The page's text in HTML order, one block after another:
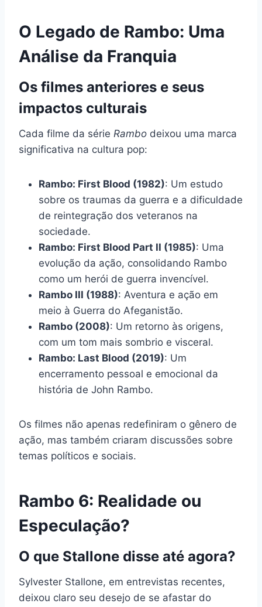
O Legado de Rambo: Uma
Análise da Franquia
Os filmes anteriores e seus
impactos culturais
Cada filme da série Rambo deixou uma marca
significativa na cultura pop:
Rambo: First Blood (1982): Um estudo
sobre os traumas da guerra e a dificuldade
de reintegração dos veteranos na
sociedade.
Rambo: First Blood Part II (1985): Uma
evolução da ação, consolidando Rambo
como um herói de guerra invencível.
Rambo III (1988): Aventura e ação em
meio à Guerra do Afeganistão.
Rambo (2008): Um retorno às origens,
com um tom mais sombrio e visceral.
Rambo: Last Blood (2019): Um
encerramento pessoal e emocional da
história de John Rambo.
Os filmes não apenas redefiniram o gênero de
ação, mas também criaram discussões sobre
temas políticos e sociais.
Rambo 6: Realidade ou
Especulação?
O que Stallone disse até agora?
Sylvester Stallone, em entrevistas recentes,
deixou claro seu desejo de se afastar do